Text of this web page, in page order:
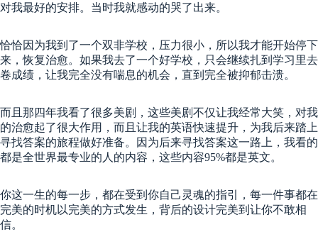
对我最好的安排。当时我就感动的哭了出来。
恰恰因为我到了一个双非学校，压力很小，所以我才能开始停下
来，恢复治愈。如果我去了一个好学校，只会继续扎到学习里去
卷成绩，让我完全没有喘息的机会，直到完全被抑郁击溃。
而且那四年我看了很多美剧，这些美剧不仅让我经常大笑，对我
的治愈起了很大作用，而且让我的英语快速提升，为我后来踏上
寻找答案的旅程做好准备。因为后来寻找答案这一路上，我看的
都是全世界最专业的人的内容，这些内容95%都是英文。
你这一生的每一步，都在受到你自己灵魂的指引，每一件事都在
完美的时机以完美的方式发生，背后的设计完美到让你不敢相
信。